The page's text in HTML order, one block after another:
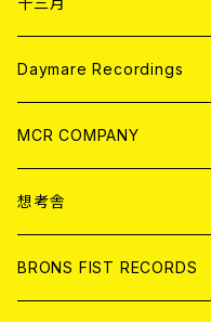
アパレル
ANALOG
CD
ANALOG
Daymare Recordings
CD
ANALOG
MCR COMPANY
CD
アパレル
想考舎
BRONS FIST RECORDS